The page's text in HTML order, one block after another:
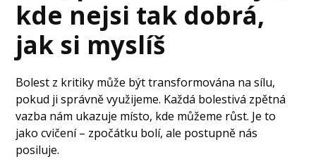
kde nejsi tak dobrá,
jak si myslíš
Bolest z kritiky může být transformována na sílu,
pokud ji správně využijeme. Každá bolestivá zpětná
vazba nám ukazuje místo, kde můžeme růst. Je to
jako cvičení – zpočátku bolí, ale postupně nás
posiluje.